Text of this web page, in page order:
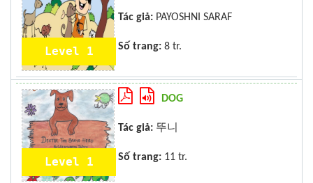
Level 1
Tác giả: PAYOSHNI SARAF
Số trang: 8 tr.
Level 1
DOG
Tác giả: 뚜니
Số trang: 11 tr.